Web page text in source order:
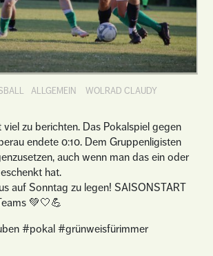
ALLGEMEIN WOLRAD CLAUDY
zu berichten. Das Pokalspiel gegen
endete 0:10. Dem Gruppenligisten
auch wenn man das ein oder
hat.
auf Sonntag zu legen! SAISONSTART
💚🤍💪
#pokal #grünweisfürimmer